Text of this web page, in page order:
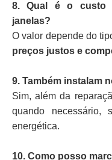
8. Qual é o custo
janelas?
O valor depende do
preços justos e
9. Também instalam
Sim, além da
quando necessário,
energética.
10. Como posso